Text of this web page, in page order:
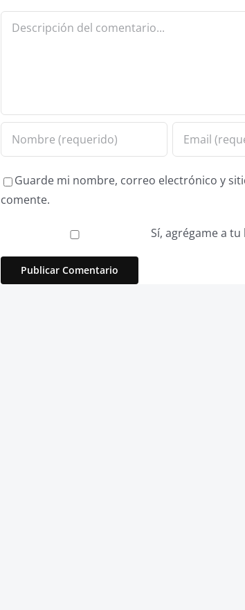
Comentario
Guarde mi nombre, correo electrónico y
comente.
Sí, agrégame a